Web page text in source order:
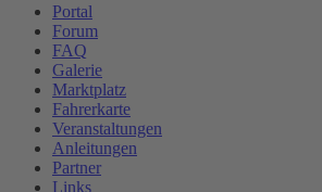
Portal
Forum
FAQ
Galerie
Marktplatz
Fahrerkarte
Veranstaltungen
Anleitungen
Partner
Links